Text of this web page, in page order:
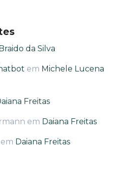
da Silva
em Michele Lucena
Freitas
em Daiana Freitas
em Daiana Freitas